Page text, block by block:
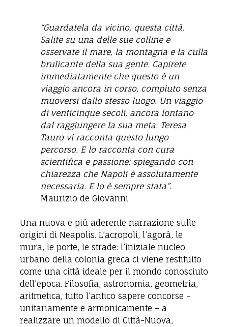
“Guardatela da vicino, questa città.
Salite su una delle sue colline e
osservate il mare, la montagna e la culla
brulicante della sua gente. Capirete
immediatamente che questo è un
viaggio ancora in corso, compiuto senza
muoversi dallo stesso luogo. Un viaggio
di venticinque secoli, ancora lontano
dal raggiungere la sua meta. Teresa
Tauro vi racconta questo lungo
percorso. E lo racconta con cura
scientifica e passione: spiegando con
chiarezza che Napoli è assolutamente
necessaria. E lo è sempre stata”.
Maurizio de Giovanni
Una nuova e più aderente narrazione sulle
origini di Neapolis. L’acropoli, l’agorà, le
mura, le porte, le strade: l’iniziale nucleo
urbano della colonia greca ci viene restituito
come una città ideale per il mondo conosciuto
dell’epoca. Filosofia, astronomia, geometria,
aritmetica, tutto l’antico sapere concorse –
unitariamente e armonicamente – a
realizzare un modello di Città-Nuova,